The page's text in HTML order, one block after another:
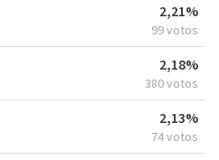
2,21%
99 votos
2,18%
380 votos
2,13%
74 votos